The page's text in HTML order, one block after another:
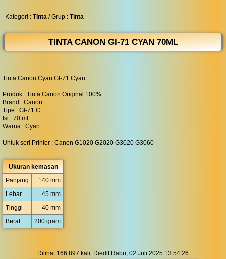
Kategori : Tinta / Grup : Tinta
TINTA CANON GI-71 CYAN 70ML
Tinta Canon Cyan Gl-71 Cyan
Produk : Tinta Canon Original 100%
Brand : Canon
Tipe : Gl-71 C
Isi : 70 ml
Warna : Cyan
Untuk seri Printer : Canon G1020 G2020 G3020 G3060
Ukuran kemasan
Panjang
140 mm
Lebar
45 mm
Tinggi
40 mm
Berat
200 gram
Dilihat 166.897 kali. Diedit Rabu, 02 Juli 2025 13:54:26